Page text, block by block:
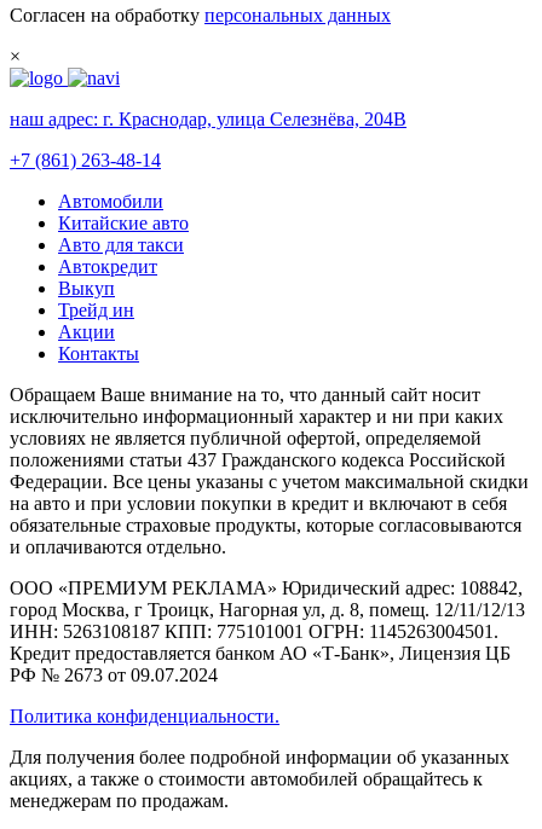
Согласен на обработку персональных данных
×
наш адрес: г. Краснодар, улица Селезнёва, 204В
+7 (861) 263-48-14
Автомобили
Китайские авто
Авто для такси
Автокредит
Выкуп
Трейд ин
Акции
Контакты
Обращаем Ваше внимание на то, что данный сайт носит
исключительно информационный характер и ни при каких
условиях не является публичной офертой, определяемой
положениями статьи 437 Гражданского кодекса Российской
Федерации. Все цены указаны с учетом максимальной скидки
на авто и при условии покупки в кредит и включают в себя
обязательные страховые продукты, которые согласовываются
и оплачиваются отдельно.
ООО «ПРЕМИУМ РЕКЛАМА» Юридический адрес: 108842,
город Москва, г Троицк, Нагорная ул, д. 8, помещ. 12/11/12/13
ИНН: 5263108187 КПП: 775101001 ОГРН: 1145263004501.
Кредит предоставляется банком АО «Т-Банк», Лицензия ЦБ
РФ № 2673 от 09.07.2024
Политика конфиденциальности.
Для получения более подробной информации об указанных
акциях, а также о стоимости автомобилей обращайтесь к
менеджерам по продажам.